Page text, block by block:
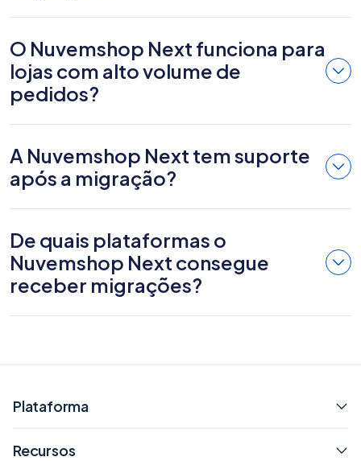
O Nuvemshop Next funciona para
lojas com alto volume de
pedidos?
A Nuvemshop Next tem suporte
após a migração?
De quais plataformas o
Nuvemshop Next consegue
receber migrações?
Plataforma
Recursos